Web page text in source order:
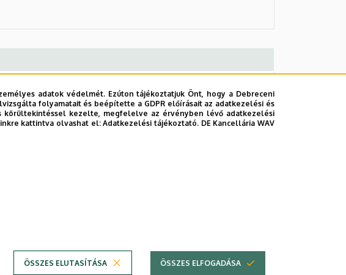
adatok védelmét. Ezúton tájékoztatjuk Önt, hogy a Debreceni
folyamatait és beépítette a GDPR előírásait az adatkezelési és
körültekintéssel kezelte, megfelelve az érvényben lévő adatkezelési
kattintva olvashat el:Adatkezelési tájékoztató. DE Kancellária WAV
ÖSSZES ELUTASÍTÁSA ÖSSZES ELFOGADÁSA